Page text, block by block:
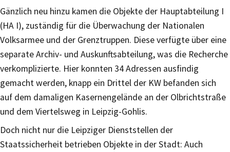
Gänzlich neu hinzu kamen die Objekte der Hauptabteilung I
(HA I), zuständig für die Überwachung der Nationalen
Volksarmee und der Grenztruppen. Diese verfügte über eine
separate Archiv- und Auskunftsabteilung, was die Recherche
verkomplizierte. Hier konnten 34 Adressen ausfindig
gemacht werden, knapp ein Drittel der KW befanden sich
auf dem damaligen Kasernengelände an der Olbrichtstraße
und dem Viertelsweg in Leipzig-Gohlis.
Doch nicht nur die Leipziger Dienststellen der
Staatssicherheit betrieben Objekte in der Stadt: Auch